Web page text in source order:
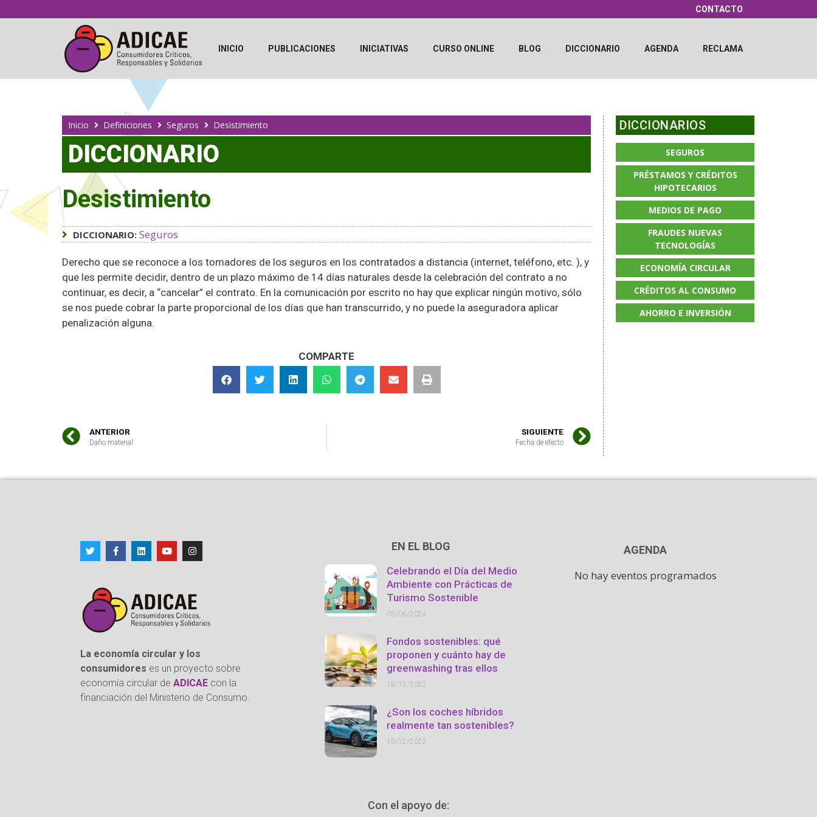
CONTACTO
INICIO PUBLICACIONES INICIATIVAS CURSO ONLINE BLOG DICCIONARIO AGENDA RECLAMA
Inicio Definiciones Seguros Desistimiento
DICCIONARIO
Desistimiento
DICCIONARIO: Seguros
Derecho que se reconoce a los tomadores de los seguros en los contratados a distancia (internet, teléfono, etc. ), y
que les permite decidir, dentro de un plazo máximo de 14 días naturales desde la celebración del contrato a no
continuar, es decir, a “cancelar” el contrato. En la comunicación por escrito no hay que explicar ningún motivo, sólo
se nos puede cobrar la parte proporcional de los días que han transcurrido, y no puede la aseguradora aplicar
penalización alguna.
COMPARTE
ANTERIOR
Daño material
SIGUIENTE
Fecha de efecto
DICCIONARIOS
SEGUROS
PRÉSTAMOS Y CRÉDITOS
HIPOTECARIOS
MEDIOS DE PAGO
FRAUDES NUEVAS
TECNOLOGÍAS
ECONOMÍA CIRCULAR
CRÉDITOS AL CONSUMO
AHORRO E INVERSIÓN
La economía circular y los
consumidores es un proyecto sobre
economía circular de ADICAE con la
financiación del Ministerio de Consumo.
EN EL BLOG
Celebrando el Día del Medio
Ambiente con Prácticas de
Turismo Sostenible
05/06/2024
Fondos sostenibles: qué
proponen y cuánto hay de
greenwashing tras ellos
18/12/2022
¿Son los coches híbridos
realmente tan sostenibles?
15/12/2022
AGENDA
No hay eventos programados
Con el apoyo de: